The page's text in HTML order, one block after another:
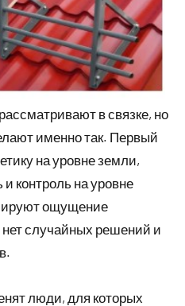
в связке, но
именно так. Первый
на уровне земли,
контроль на уровне
ощущение
случайных решений и
люди, для которых